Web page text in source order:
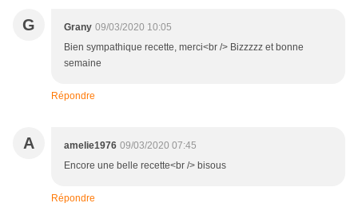
G Grany 09/03/2020 10:05
Bien sympathique recette, merci<br /> Bizzzzz et bonne
semaine
Répondre
A amelie1976 09/03/2020 07:45
Encore une belle recette<br /> bisous
Répondre